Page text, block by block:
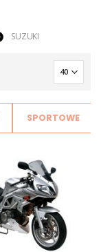
SUZUKI
SPORTOWE